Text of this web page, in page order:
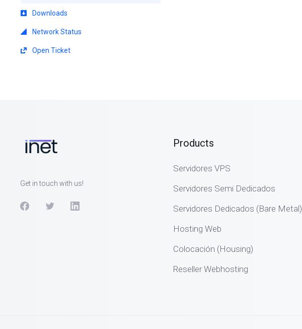
Downloads
Network Status
Open Ticket
Get in touch with us!
Products
Servidores VPS
Servidores Semi Dedicados
Servidores Dedicados (Bare Metal)
Hosting Web
Colocación (Housing)
Reseller Webhosting